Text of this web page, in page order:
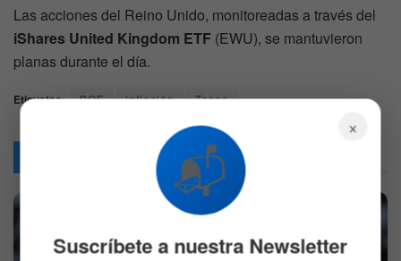
Las acciones del Reino Unido, monitoreadas a través del
iShares United Kingdom ETF (EWU), se mantuvieron
planas durante el día.
Etiquetas: BOE inflación Tasas
Relacionados
×
📬
Suscríbete a nuestra Newsletter